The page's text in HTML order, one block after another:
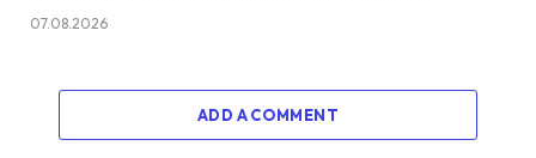
07.08.2026
ADD A COMMENT